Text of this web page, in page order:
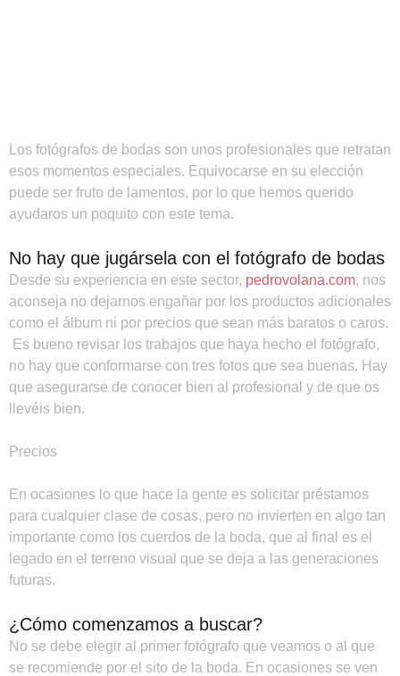
Los fotógrafos de bodas son unos profesionales que retratan
esos momentos especiales. Equivocarse en su elección
puede ser fruto de lamentos, por lo que hemos querido
ayudaros un poquito con este tema.
No hay que jugársela con el fotógrafo de bodas
Desde su experiencia en este sector, pedrovolana.com, nos
aconseja no dejarnos engañar por los productos adicionales
como el álbum ni por precios que sean más baratos o caros.
Es bueno revisar los trabajos que haya hecho el fotógrafo,
no hay que conformarse con tres fotos que sea buenas. Hay
que asegurarse de conocer bien al profesional y de que os
llevéis bien.
Precios
En ocasiones lo que hace la gente es solicitar préstamos
para cualquier clase de cosas, pero no invierten en algo tan
importante como los cuerdos de la boda, que al final es el
legado en el terreno visual que se deja a las generaciones
futuras.
¿Cómo comenzamos a buscar?
No se debe elegir al primer fotógrafo que veamos o al que
se recomiende por el sito de la boda. En ocasiones se ven